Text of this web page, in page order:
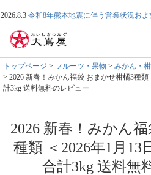
2026.8.3 令和8年熊本地震に伴う営業状況およ
トップページ フルーツ・果物
みかん・
2026 新春！みかん福袋 おまかせ柑橘3種
計3kg 送料無料のレビュー
2026 新春！みかん
種類 ＜2026年1月13
合計3kg 送料無